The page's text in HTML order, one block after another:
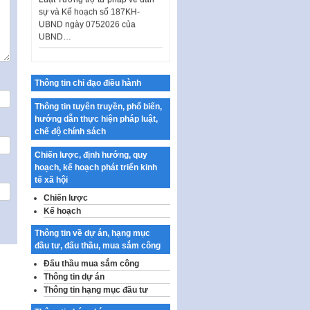
sự và Kế hoạch số 187KH-
UBND ngày 0752026 của
UBND…
Ban hành Danh mục vị trí khai
thành phố Hà Nội
Kế hoạch Tổ chức Cuộc thi
chính luận về bảo vệ nền tảng tư
tưởng của Đảng…
Công bố công khai dự toán kinh
phí xây dựng pháp luật, hoàn
thiện thể chế, chính…
Quy định về nghiên cứu, ứng
dụng khoa học, công nghệ, đổi
mới sáng tạo và chuyển…
Quy định chi tiết và hướng dẫn
thi hành một số điều của Luật Lý
lịch tư…
Sửa đổi, bổ sung một số nội
dung tại Nghị quyết số 30/NQ-
Thông tin chỉ đạo điều hành
Thông tin tuyên truyền, phổ biến,
hướng dẫn thực hiện pháp luật,
chế độ chính sách
Chiến lược, định hướng, quy
hoạch, kế hoạch phát triển kinh
tế xã hội
Chiến lược
Kế hoạch
Thông tin về dự án, hạng mục
đầu tư, đấu thầu, mua sắm công
Đấu thầu mua sắm công
Thông tin dự án
Thông tin hạng mục đầu tư